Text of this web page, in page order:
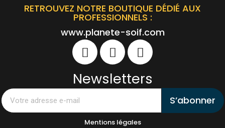
RETROUVEZ NOTRE BOUTIQUE DÉDIÉ AUX
PROFESSIONNELS :
www.planete-soif.com
Newsletters
S’abonner
Mentions légales